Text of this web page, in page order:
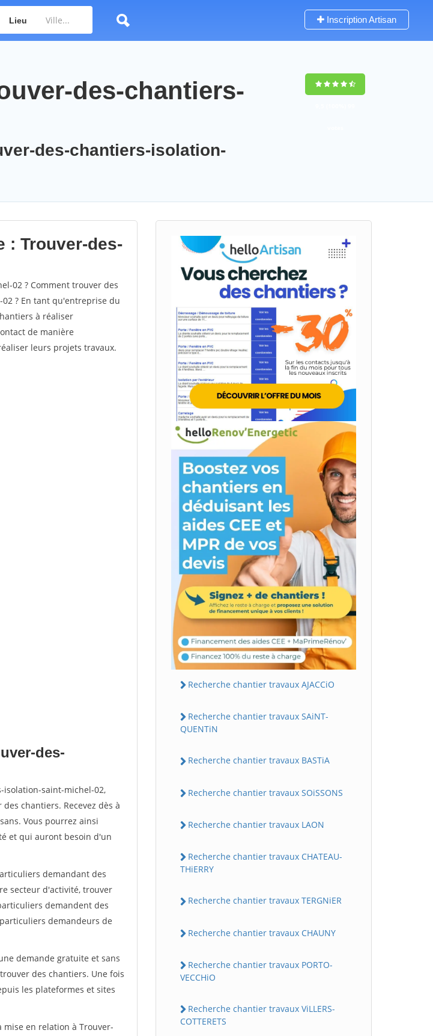
Lieu Inscription Artisan
des-chantiers-
des-chantiers-isolation-
: Trouver-des-
02 ? Comment trouver des
? En tant qu'entreprise du
à réaliser
de manière
leurs projets travaux.
des-
isolation-saint-michel-02,
chantiers. Recevez dès à
Vous pourrez ainsi
et qui auront besoin d'un
demandant des
secteur d'activité, trouver
demandent des
demandeurs de
demande gratuite et sans
des chantiers. Une fois
les plateformes et sites
mise en relation à Trouver-
Recherche chantier travaux AJACCiO
Recherche chantier travaux SAiNT-
QUENTiN
Recherche chantier travaux BASTiA
Recherche chantier travaux SOiSSONS
Recherche chantier travaux LAON
Recherche chantier travaux CHATEAU-
THiERRY
Recherche chantier travaux TERGNiER
Recherche chantier travaux CHAUNY
Recherche chantier travaux PORTO-
VECCHiO
Recherche chantier travaux ViLLERS-
COTTERETS